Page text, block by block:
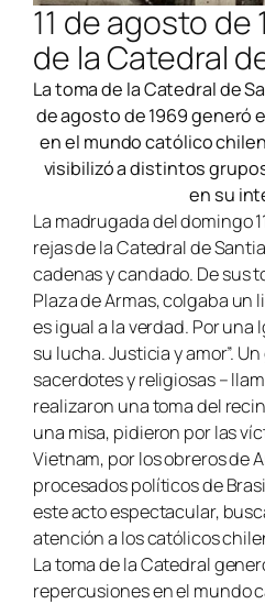
11 de agosto de
de la Catedral
La toma de la Catedral de
de agosto de 1969 generó
en el mundo católico
visibilizó a distintos
en su
La madrugada del domingo
rejas de la Catedral de
cadenas y candado. De sus
Plaza de Armas, colgaba un
es igual a la verdad. Por una
su lucha. Justicia y amor”.
sacerdotes y religiosas –
realizaron una toma del
una misa, pidieron por las
Vietnam, por los obreros de
procesados políticos de
este acto espectacular,
atención a los católicos
La toma de la Catedral
repercusiones en el mundo